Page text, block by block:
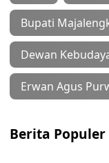
Bupati
Dewan
Erwan Agus
Berita Populer